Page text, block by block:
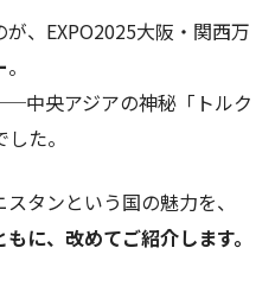
、EXPO2025大阪・関西万
。
中央アジアの神秘「トルク
た。
タンという国の魅力を、
に、改めてご紹介します。